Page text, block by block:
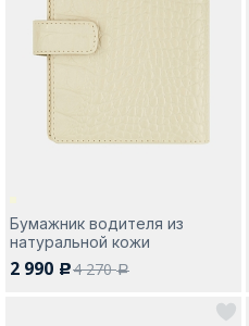
Бумажник водителя из
натуральной кожи
2 990 c4 270a